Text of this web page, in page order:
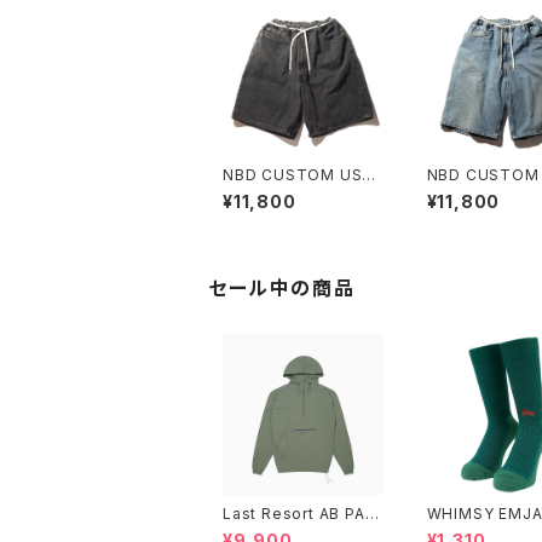
NBD CUSTOM USE
D LEVI'S DENIM SH
ORT H
¥11,800
NBD CUSTOM
D LEVI'S
ORT G
¥11,800
セール中の商品
Last Resort AB PAC
K ANORAK SAGE
WHIMSY
CKS